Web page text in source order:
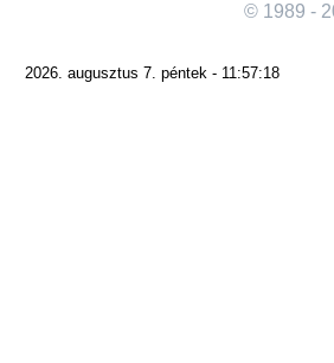
© 1989 -
2026. augusztus 7. péntek - 11:57:18